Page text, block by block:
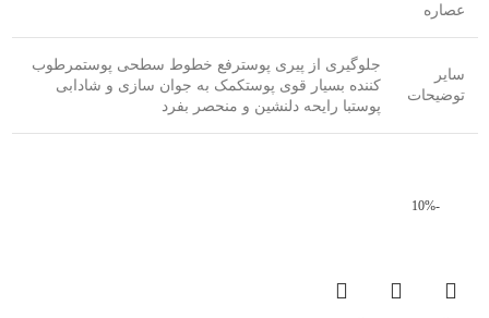
عصاره
سایر
توضیحات
جلوگیری از پیری پوسترفع خطوط سطحی پوستمرطوب
کننده بسیار قوی پوستکمک به جوان سازی و شادابی
پوستبا رایحه دلنشین و منحصر بفرد
-10%